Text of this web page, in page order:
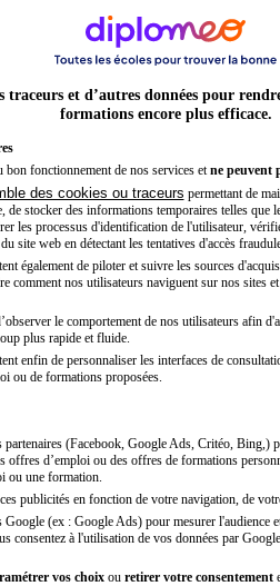
Auxiliaire de puériculture
traceurs et d’autres données pour
formations encore plus efficace.
bon fonctionnement de nos services et ne peuvent
des cookies ou traceurs permettant de
de stocker des informations temporaires telles que
les processus d'identification de l'utilisateur,
site web en détectant les tentatives d'accès
également de piloter et suivre les sources
comment nos utilisateurs naviguent sur nos sites
le comportement de nos utilisateurs afin
plus rapide et fluide.
enfin de personnaliser les interfaces de
ou de formations proposées.
partenaires (Facebook, Google Ads, Critéo, Bing,)
offres d’emploi ou des offres de formations
ou une formation.
publicités en fonction de votre navigation, de
(ex : Google Ads) pour mesurer l'audience
consentez à l'utilisation de vos données par
vos choixou retirer votre consentement